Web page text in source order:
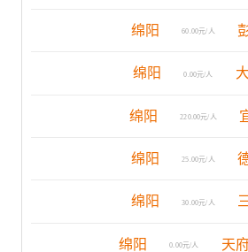
绵阳 60.00元/人
绵阳 0.00元/人
绵阳 220.00元/人
绵阳 25.00元/人
绵阳 30.00元/人
绵阳 0.00元/人 天